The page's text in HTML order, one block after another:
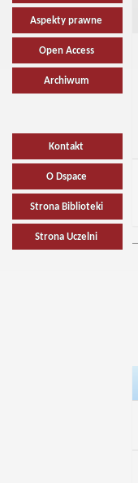
Aspekty prawne
Open Access
Archiwum
Kontakt
O Dspace
Strona Biblioteki
Strona Uczelni